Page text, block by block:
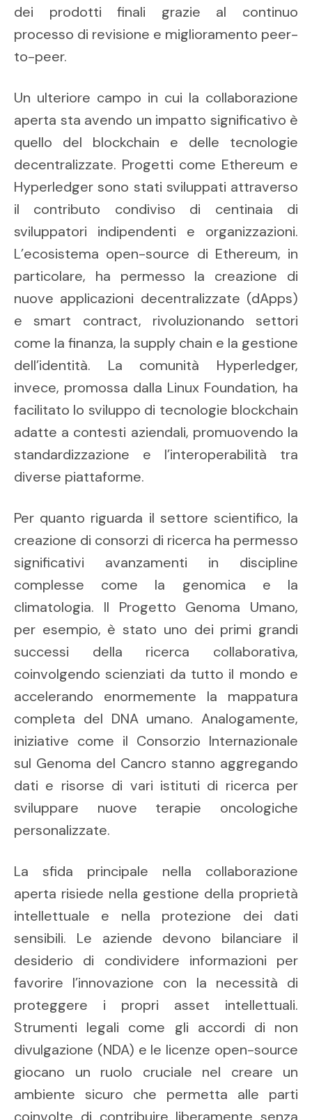
dei prodotti finali grazie al continuo
processo di revisione e miglioramento peer-
to-peer.
Un ulteriore campo in cui la collaborazione
aperta sta avendo un impatto significativo è
quello del blockchain e delle tecnologie
decentralizzate. Progetti come Ethereum e
Hyperledger sono stati sviluppati attraverso
il contributo condiviso di centinaia di
sviluppatori indipendenti e organizzazioni.
L’ecosistema open-source di Ethereum, in
particolare, ha permesso la creazione di
nuove applicazioni decentralizzate (dApps)
e smart contract, rivoluzionando settori
come la finanza, la supply chain e la gestione
dell’identità. La comunità Hyperledger,
invece, promossa dalla Linux Foundation, ha
facilitato lo sviluppo di tecnologie blockchain
adatte a contesti aziendali, promuovendo la
standardizzazione e l’interoperabilità tra
diverse piattaforme.
Per quanto riguarda il settore scientifico, la
creazione di consorzi di ricerca ha permesso
significativi avanzamenti in discipline
complesse come la genomica e la
climatologia. Il Progetto Genoma Umano,
per esempio, è stato uno dei primi grandi
successi della ricerca collaborativa,
coinvolgendo scienziati da tutto il mondo e
accelerando enormemente la mappatura
completa del DNA umano. Analogamente,
iniziative come il Consorzio Internazionale
sul Genoma del Cancro stanno aggregando
dati e risorse di vari istituti di ricerca per
sviluppare nuove terapie oncologiche
personalizzate.
La sfida principale nella collaborazione
aperta risiede nella gestione della proprietà
intellettuale e nella protezione dei dati
sensibili. Le aziende devono bilanciare il
desiderio di condividere informazioni per
favorire l’innovazione con la necessità di
proteggere i propri asset intellettuali.
Strumenti legali come gli accordi di non
divulgazione (NDA) e le licenze open-source
giocano un ruolo cruciale nel creare un
ambiente sicuro che permetta alle parti